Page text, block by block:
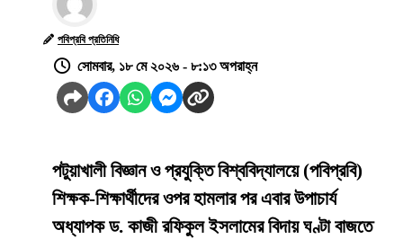
পবিপ্রবি প্রতিনিধি
সোমবার, ১৮ মে ২০২৬ - ৮:১৩ অপরাহ্ন
পটুয়াখালী বিজ্ঞান ও প্রযুক্তি বিশ্ববিদ্যালয়ে (পবিপ্রবি)
শিক্ষক-শিক্ষার্থীদের ওপর হামলার পর এবার উপাচার্য
অধ্যাপক ড. কাজী রফিকুল ইসলামের বিদায় ঘণ্টা বাজতে